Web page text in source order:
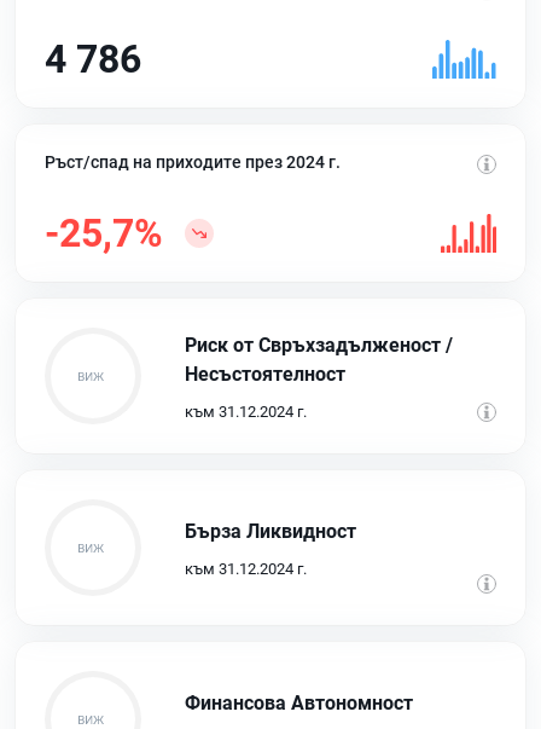
4 786
Ръст/спад на приходите през 2024 г.
-25,7%
Риск от Свръхзадълженост /
Несъстоятелност
към 31.12.2024 г.
Бърза Ликвидност
към 31.12.2024 г.
Финансова Автономност